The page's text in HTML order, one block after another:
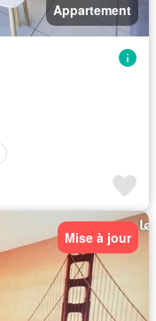
Appartement
Mise à jour